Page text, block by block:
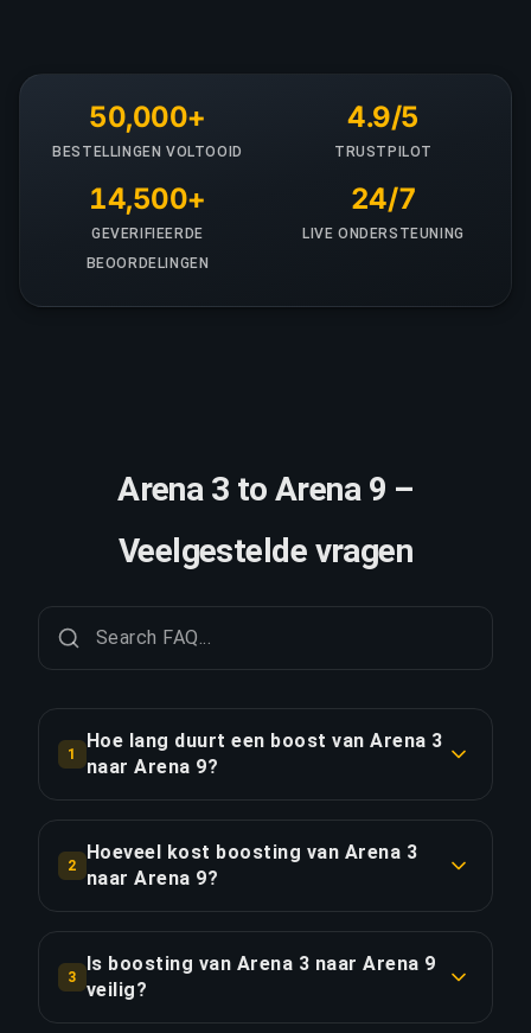
50,000+
BESTELLINGEN VOLTOOID
4.9/5
TRUSTPILOT
14,500+
GEVERIFIEERDE
BEOORDELINGEN
24/7
LIVE ONDERSTEUNING
Arena 3 to Arena 9 –
Veelgestelde vragen
1
Hoe lang duurt een boost van Arena 3
naar Arena 9?
doorgaans 6-12 uur. Met Priority Order is de
levering ongeveer 25% sneller.
2
Hoeveel kost boosting van Arena 3
naar Arena 9?
€55.05 voor de standaardoptie. Priority Order
kost €66.06, en het Full Package met streaming
3
Is boosting van Arena 3 naar Arena 9
veilig?